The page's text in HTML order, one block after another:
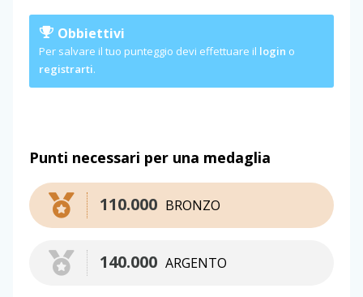
Obbiettivi
Per salvare il tuo punteggio devi effettuare il login o
registrarti.
Punti necessari per una medaglia
BRONZO
110.000
ARGENTO
140.000